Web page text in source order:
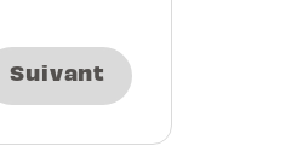
Suivant